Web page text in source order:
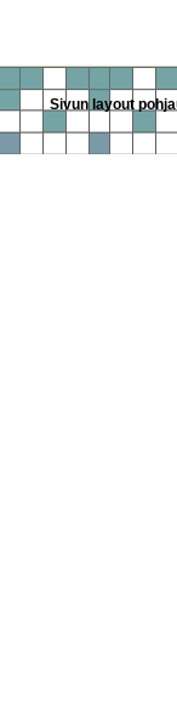
Sivun layout